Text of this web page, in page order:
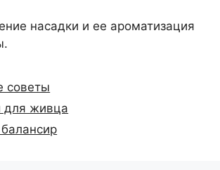
насадки и ее ароматизация
советы
для живца